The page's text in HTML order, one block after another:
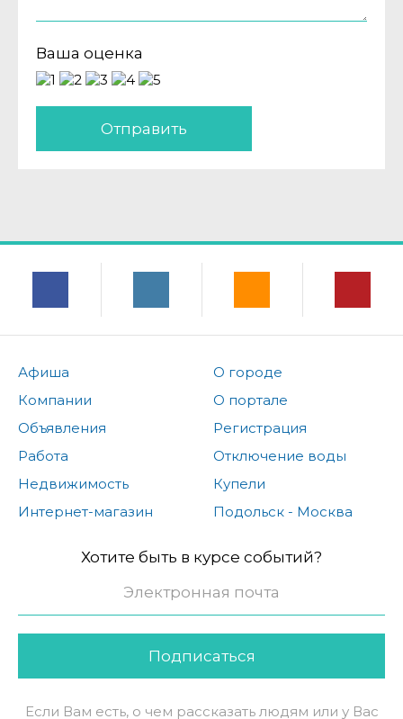
Ваша оценка
Отправить
Афиша
Компании
Объявления
Работа
Недвижимость
Интернет-магазин
О городе
О портале
Регистрация
Отключение воды
Купели
Подольск - Москва
Хотите быть в курсе событий?
Подписаться
Если Вам есть, о чем рассказать людям или у Вас